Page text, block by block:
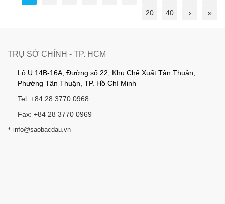
20
40 › »
TRỤ SỞ CHÍNH - TP. HCM
Lô U.14B-16A, Đường số 22, Khu Chế Xuất Tân Thuận,
Phường Tân Thuận, TP. Hồ Chí Minh
Tel: +84 28 3770 0968
Fax: +84 28 3770 0969
* info@saobacdau.vn